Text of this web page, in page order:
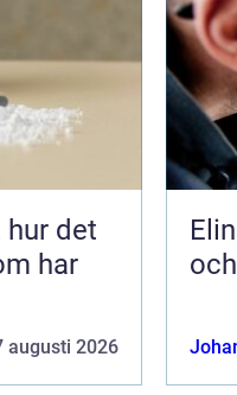
hur det
har
augusti 2026